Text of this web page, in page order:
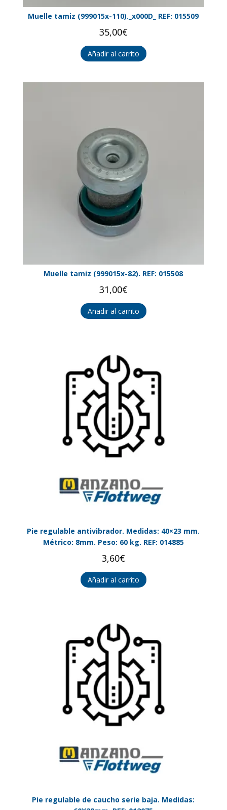
Muelle tamiz (999015x-110)._x000D_ REF: 015509
35,00€
Añadir al carrito
Muelle tamiz (999015x-82). REF: 015508
31,00€
Añadir al carrito
Pie regulable antivibrador. Medidas: 40×23 mm.
Métrico: 8mm. Peso: 60 kg. REF: 014885
3,60€
Añadir al carrito
Pie regulable de caucho serie baja. Medidas: